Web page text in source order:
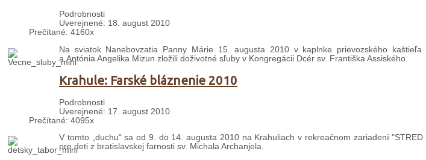
Podrobnosti
Uverejnené: 18. august 2010
Prečítané: 4160x
Na sviatok Nanebovzatia Panny Márie 15. augusta 2010 v kaplnke prievozského
a Antónia Angelika Mizun zložili doživotné sľuby v Kongregácii Dcér sv. Františka Assiského.
Krahule: Farské bláznenie 2010
Podrobnosti
Uverejnené: 17. august 2010
Prečítané: 4095x
V tomto „duchu“ sa od 9. do 14. augusta 2010 na Krahuliach v rekreačnom zariadení
pre deti z bratislavskej farnosti sv. Michala Archanjela.